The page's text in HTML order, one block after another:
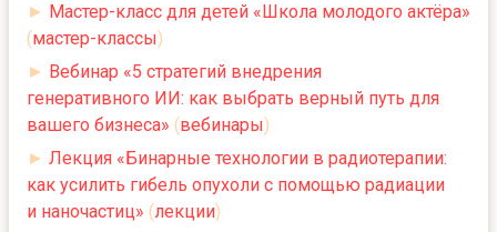
► Мастер-класс для детей «Школа молодого актёра»
(мастер-классы)
► Вебинар «5 стратегий внедрения
генеративного ИИ: как выбрать верный путь для
вашего бизнеса» (вебинары)
► Лекция «Бинарные технологии в радиотерапии:
как усилить гибель опухоли с помощью радиации
и наночастиц» (лекции)